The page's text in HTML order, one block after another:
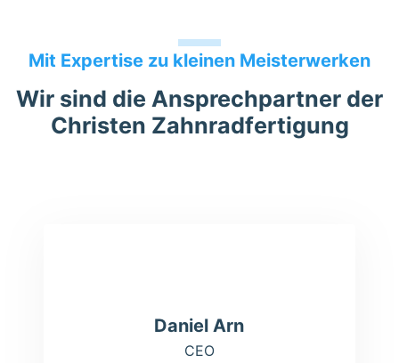
Wir sind die Ansprechpartner der
Christen Zahnradfertigung
Mit Expertise zu kleinen Meisterwerken
Daniel Arn
CEO